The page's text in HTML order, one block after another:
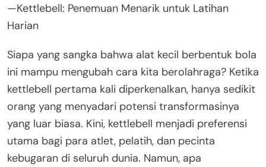
—Kettlebell: Penemuan Menarik untuk Latihan
Harian
Siapa yang sangka bahwa alat kecil berbentuk bola
ini mampu mengubah cara kita berolahraga? Ketika
kettlebell pertama kali diperkenalkan, hanya sedikit
orang yang menyadari potensi transformasinya
yang luar biasa. Kini, kettlebell menjadi preferensi
utama bagi para atlet, pelatih, dan pecinta
kebugaran di seluruh dunia. Namun, apa